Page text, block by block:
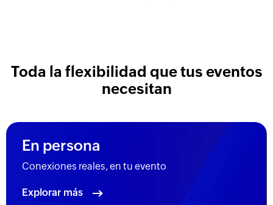
Toda la flexibilidad que tus eventos
necesitan
En persona
Conexiones reales, en tu evento
Explorar más